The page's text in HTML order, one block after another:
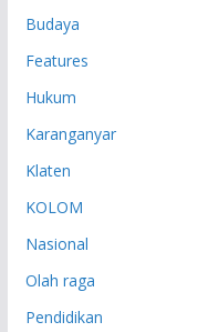
Budaya
Features
Hukum
Karanganyar
Klaten
KOLOM
Nasional
Olah raga
Pendidikan